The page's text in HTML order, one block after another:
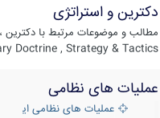
دکترین و استراتژی
مطالب و موضوعات مرتبط با دکترین
Doctrine , Strategy & Tactics
عملیات های نظامی
عملیات های نظامی ایران